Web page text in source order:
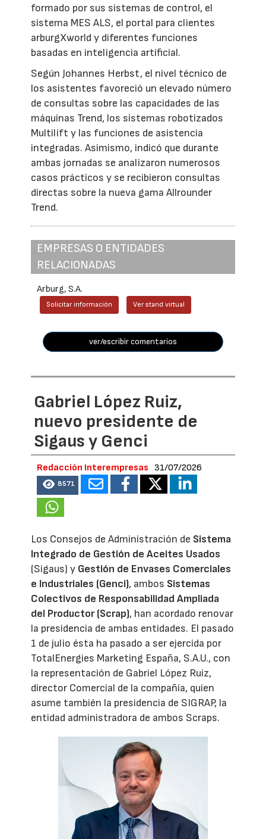
formado por sus sistemas de control, el
sistema MES ALS, el portal para clientes
arburgXworld y diferentes funciones
basadas en inteligencia artificial.
Según Johannes Herbst, el nivel técnico de
los asistentes favoreció un elevado número
de consultas sobre las capacidades de las
máquinas Trend, los sistemas robotizados
Multilift y las funciones de asistencia
integradas. Asimismo, indicó que durante
ambas jornadas se analizaron numerosos
casos prácticos y se recibieron consultas
directas sobre la nueva gama Allrounder
Trend.
EMPRESAS O ENTIDADES
RELACIONADAS
Arburg, S.A.
Solicitar información Ver stand virtual
ver/escribir comentarios
Gabriel López Ruiz,
nuevo presidente de
Sigaus y Genci
Redacción Interempresas 31/07/2026
8571
Los Consejos de Administración de Sistema
Integrado de Gestión de Aceites Usados
(Sigaus) y Gestión de Envases Comerciales
e Industriales (Genci), ambos Sistemas
Colectivos de Responsabilidad Ampliada
del Productor (Scrap), han acordado renovar
la presidencia de ambas entidades. El pasado
1 de julio ésta ha pasado a ser ejercida por
TotalEnergies Marketing España, S.A.U., con
la representación de Gabriel López Ruiz,
director Comercial de la compañía, quien
asume también la presidencia de SIGRAP, la
entidad administradora de ambos Scraps.